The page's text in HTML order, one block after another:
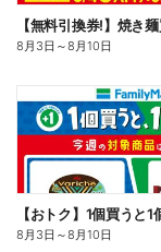
8月3日 ～8月10日
8月3日 ～8月10日